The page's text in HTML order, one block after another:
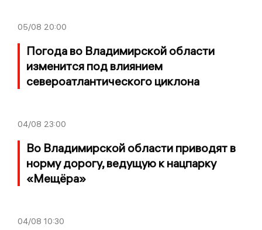
05/08 20:00
Погода во Владимирской области
изменится под влиянием
североатлантического циклона
04/08 23:00
Во Владимирской области приводят в
норму дорогу, ведущую к нацпарку
«Мещёра»
04/08 10:30